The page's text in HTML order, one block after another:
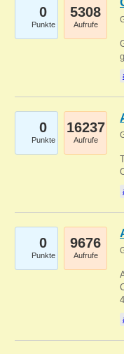
0
Punkte
5308
Aufrufe
0
Punkte
16237
Aufrufe
0
Punkte
9676
Aufrufe